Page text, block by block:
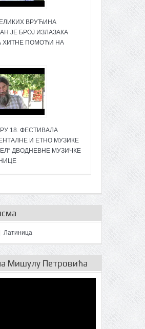
ВРУЋИНА
ЈЕ БРОЈ ИЗЛАЗАКА
ХИТНЕ ПОМОЋИ НА
18. ФЕСТИВАЛА
И ЕТНО МУЗИКЕ
ДВОДНЕВНЕ МУЗИЧКЕ
Латиница
Мишулу Петровића